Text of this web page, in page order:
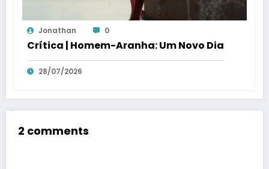
Jonathan 0
Crítica | Homem-Aranha: Um Novo Dia
28/07/2026
2 comments